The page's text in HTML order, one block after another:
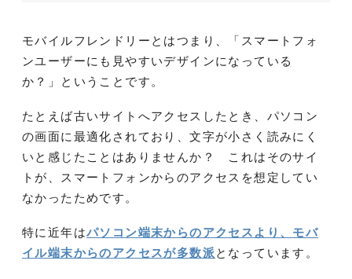
モバイルフレンドリーとはつまり、「スマートフォ
ンユーザーにも見やすいデザインになっている
か？」ということです。
たとえば古いサイトへアクセスしたとき、パソコン
の画面に最適化されており、文字が小さく読みにく
いと感じたことはありませんか？ これはそのサイ
トが、スマートフォンからのアクセスを想定してい
なかったためです。
特に近年はパソコン端末からのアクセスより、モバ
イル端末からのアクセスが多数派となっています。